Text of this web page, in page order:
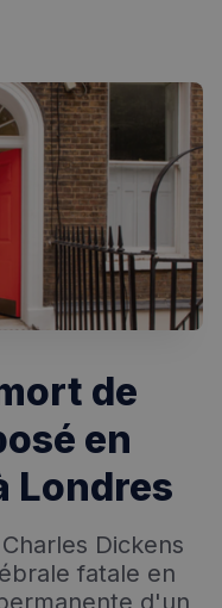
- Magazine
de
en
Londres
Dickens
fatale en
d'un